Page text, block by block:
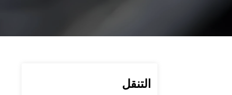
التنقل